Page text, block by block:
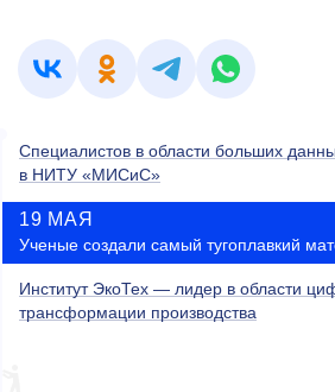
Специалистов в области больших
в НИТУ «МИСиС»
19 МАЯ
Ученые создали самый тугоплавкий
Институт ЭкоТех — лидер в области
трансформации производства